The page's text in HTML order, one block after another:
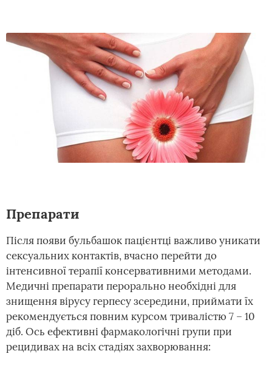
Препарати
Після появи бульбашок пацієнтці важливо уникати
сексуальних контактів, вчасно перейти до
інтенсивної терапії консервативними методами.
Медичні препарати перорально необхідні для
знищення вірусу герпесу зсередини, приймати їх
рекомендується повним курсом тривалістю 7 – 10
діб. Ось ефективні фармакологічні групи при
рецидивах на всіх стадіях захворювання: